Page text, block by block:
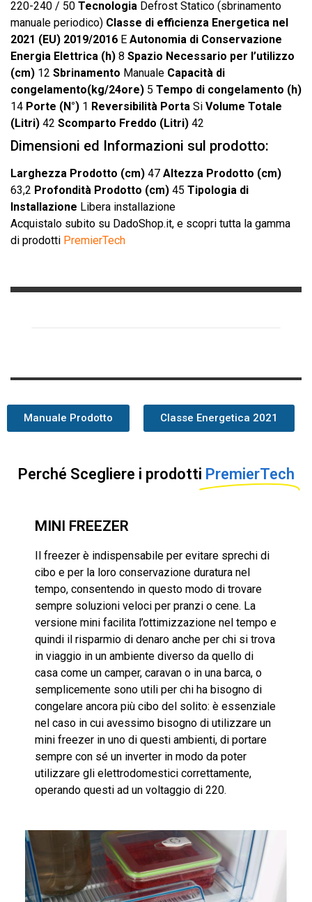
220-240 / 50 Tecnologia Defrost Statico (sbrinamento
manuale periodico) Classe di efficienza Energetica nel
2021 (EU) 2019/2016 E Autonomia di Conservazione
Energia Elettrica (h) 8 Spazio Necessario per l’utilizzo
(cm) 12 Sbrinamento Manuale Capacità di
congelamento(kg/24ore) 5 Tempo di congelamento (h)
14 Porte (N°) 1 Reversibilità Porta Si Volume Totale
(Litri) 42 Scomparto Freddo (Litri) 42
Dimensioni ed Informazioni sul prodotto:
Larghezza Prodotto (cm) 47 Altezza Prodotto (cm)
63,2 Profondità Prodotto (cm) 45 Tipologia di
Installazione Libera installazione
Acquistalo subito su DadoShop.it, e scopri tutta la gamma
di prodotti PremierTech
Manuale Prodotto Classe Energetica 2021
Perché Scegliere i prodotti​ PremierTech
MINI FREEZER
Il freezer è indispensabile per evitare sprechi di
cibo e per la loro conservazione duratura nel
tempo, consentendo in questo modo di trovare
sempre soluzioni veloci per pranzi o cene. La
versione mini facilita l’ottimizzazione nel tempo e
quindi il risparmio di denaro anche per chi si trova
in viaggio in un ambiente diverso da quello di
casa come un camper, caravan o in una barca, o
semplicemente sono utili per chi ha bisogno di
congelare ancora più cibo del solito: è essenziale
nel caso in cui avessimo bisogno di utilizzare un
mini freezer in uno di questi ambienti, di portare
sempre con sé un inverter in modo da poter
utilizzare gli elettrodomestici correttamente,
operando questi ad un voltaggio di 220.